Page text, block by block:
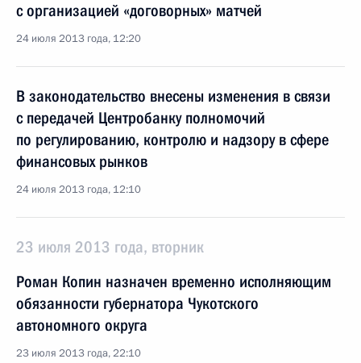
с организацией «договорных» матчей
24 июля 2013 года, 12:20
В законодательство внесены изменения в связи
с передачей Центробанку полномочий
по регулированию, контролю и надзору в сфере
финансовых рынков
24 июля 2013 года, 12:10
23 июля 2013 года, вторник
Роман Копин назначен временно исполняющим
обязанности губернатора Чукотского
автономного округа
23 июля 2013 года, 22:10